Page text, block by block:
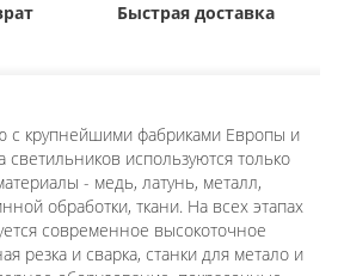
Быстрая доставка
с крупнейшими фабриками Европы и
светильников используются только
- медь, латунь, металл,
обработки, ткани. На всех этапах
современное высокоточное
резка и сварка, станки для метало и